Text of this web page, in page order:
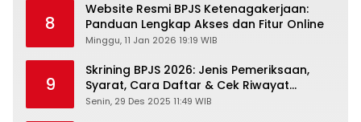
8
Website Resmi BPJS Ketenagakerjaan:
Panduan Lengkap Akses dan Fitur Online
Minggu, 11 Jan 2026 19:19 WIB
9
Skrining BPJS 2026: Jenis Pemeriksaan,
Syarat, Cara Daftar & Cek Riwayat
Kesehatan Gratis
Senin, 29 Des 2025 11:49 WIB